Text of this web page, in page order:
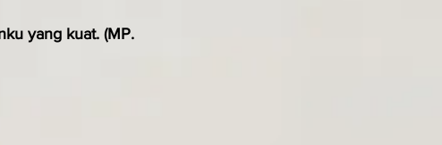
yang kuat. (MP.